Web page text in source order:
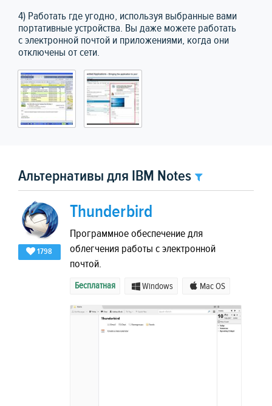
4) Работать где угодно, используя выбранные вами
портативные устройства. Вы даже можете работать
с электронной почтой и приложениями, когда они
отключены от сети.
Альтернативы для IBM Notes
1798
Thunderbird
Программное обеспечение для
облегчения работы с электронной
почтой.
Бесплатная Windows Mac OS